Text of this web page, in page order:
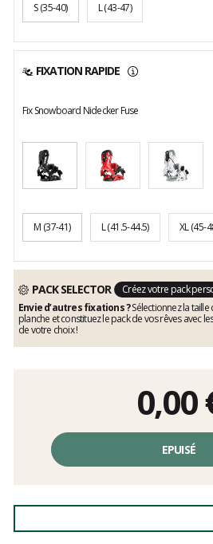
S(35-40) L(43-47)
FIXATION RAPIDE
Fix Snowboard Nidecker Fuse
M (37-41) L(41.5-44.5) XL(45-
PACK SELECTOR
Créez votre pack
Envie d’autres fixations ?Sélectionnez la taille
planche et constituez le pack de vos rêves avec
de votre choix !
0,00
EPUISÉ